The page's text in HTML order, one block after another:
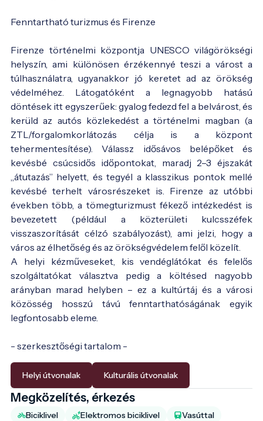
Fenntartható turizmus és Firenze
Firenze történelmi központja UNESCO világörökségi
helyszín, ami különösen érzékennyé teszi a várost a
túlhasználatra, ugyanakkor jó keretet ad az örökség
védelméhez. Látogatóként a legnagyobb hatású
döntések itt egyszerűek: gyalog fedezd fel a belvárost, és
kerüld az autós közlekedést a történelmi magban (a
ZTL/forgalomkorlátozás célja is a központ
tehermentesítése). Válassz idősávos belépőket és
kevésbé csúcsidős időpontokat, maradj 2–3 éjszakát
„átutazás” helyett, és tegyél a klasszikus pontok mellé
kevésbé terhelt városrészeket is. Firenze az utóbbi
években több, a tömegturizmust fékező intézkedést is
bevezetett (például a közterületi kulcsszéfek
visszaszorítását célzó szabályozást), ami jelzi, hogy a
város az élhetőség és az örökségvédelem felől közelít.
A helyi kézműveseket, kis vendéglátókat és felelős
szolgáltatókat választva pedig a költésed nagyobb
arányban marad helyben – ez a kultúrtáj és a városi
közösség hosszú távú fenntarthatóságának egyik
legfontosabb eleme.
- szerkesztőségi tartalom -
Helyi útvonalak Kulturális útvonalak
Megközelítés, érkezés
Biciklivel Elektromos biciklivel
Vasúttal